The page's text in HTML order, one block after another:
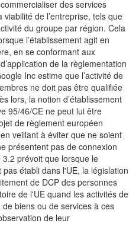
des services
de l’entreprise, tels que
du groupe par région. Cela
l’établissement agit en
en se conformant aux
de la règlementation
Inc estime que l’activité de
ne doit pas être qualifiée
lors, la notion d’établissement
95/46/CE ne peut lui être
de règlement européen
veillant à éviter que ne soient
présentent pas de connexion
3.2 prévoit que lorsque le
établi dans l'UE, la législation
de DCP des personnes
de l'UE quand les activités de
biens ou de services à ces
de leur